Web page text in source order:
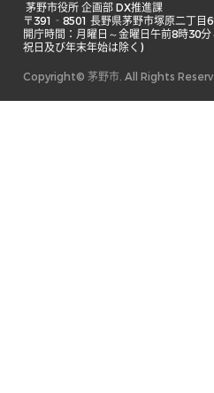
茅野市役所 企画部 DX推進課
〒391‐8501 長野県茅野市塚原二丁目
開庁時間：月曜日～金曜日午前8時30
祝日及び年末年始は除く)
Copyright© 茅野市. All Rights